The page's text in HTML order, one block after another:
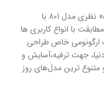
صندلی رستورانی فست فودی «چند منظوره» نظری مدل 801 با
با انواع کاربری ها
ارگونومی خاص طراحی
جهت ترفیه،آسایش و
ترین مدل‌هاي روز